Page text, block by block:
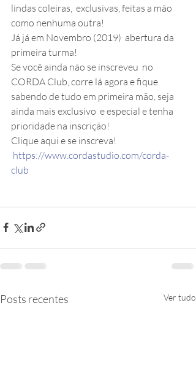
lindas coleiras,  exclusivas, feitas a mão
como nenhuma outra!
Já já em Novembro (2019)  abertura da
primeira turma!
Se você ainda não se inscreveu  no
CORDA Club, corre lá agora e fique
sabendo de tudo em primeira mão, seja
ainda mais exclusivo  e especial e tenha
prioridade na inscrição!
Clique aqui e se inscreva!
https://www.cordastudio.com/corda-
club
Posts recentes Ver tudo